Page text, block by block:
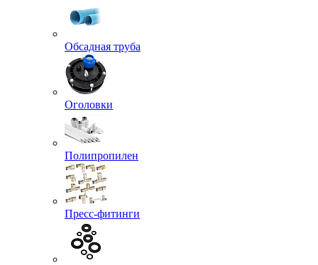
Обсадная труба
Оголовки
Полипропилен
Пресс-фитинги